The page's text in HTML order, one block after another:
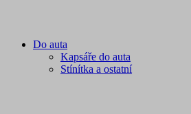
Do auta
Kapsáře do auta
Stínítka a ostatní